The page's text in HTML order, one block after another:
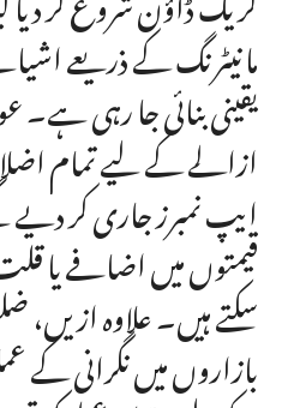
مانیٹرنگ کے ذریعے
یقینی بنائی جا رہی
ازالے کے لیے تمام
ایپ نمبرز جاری کر
قیمتوں میں اضافے یا
سکتے ہیں۔ علاوہ ازیں،
بازاروں میں نگرانی کے